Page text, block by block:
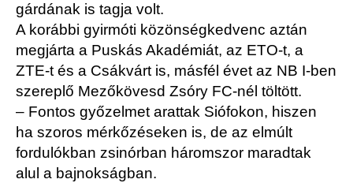
gárdának is tagja volt.
A korábbi gyirmóti közönségkedvenc aztán
megjárta a Puskás Akadémiát, az ETO-t, a
ZTE-t és a Csákvárt is, másfél évet az NB I-ben
szereplő Mezőkövesd Zsóry FC-nél töltött.
– Fontos győzelmet arattak Siófokon, hiszen
ha szoros mérkőzéseken is, de az elmúlt
fordulókban zsinórban háromszor maradtak
alul a bajnokságban.